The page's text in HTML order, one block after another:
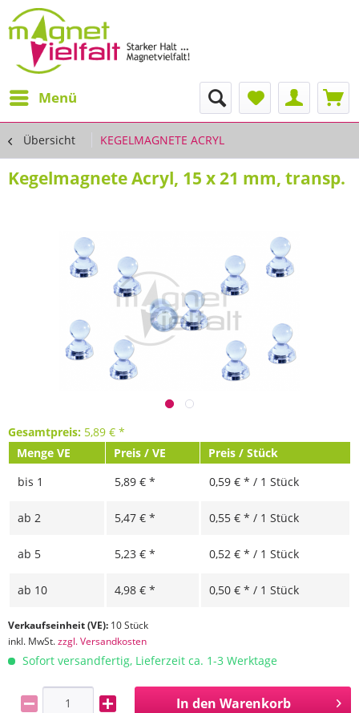
Menü
Übersicht KEGELMAGNETE ACRYL
Kegelmagnete Acryl, 15 x 21 mm, transp.
Gesamtpreis: 5,89 € *
Menge VE
Preis / VE
Preis / Stück
bis 1 5,89 € * 0,59 € * / 1 Stück
ab 2 5,47 € * 0,55 € * / 1 Stück
ab 5 5,23 € * 0,52 € * / 1 Stück
ab 10 4,98 € * 0,50 € * / 1 Stück
Verkaufseinheit (VE): 10 Stück
inkl. MwSt.zzgl. Versandkosten
Sofort versandfertig, Lieferzeit ca. 1-3 Werktage
In den Warenkorb